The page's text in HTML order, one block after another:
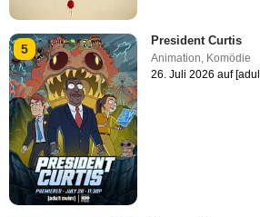
5
President Curtis
Animation, Komödie
26. Juli 2026 auf